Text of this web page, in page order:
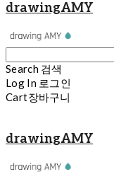
drawingAMY
Search 검색
Log In 로그인
Cart장바구니
drawingAMY